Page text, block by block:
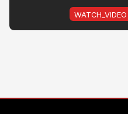
WATCH_VIDEO